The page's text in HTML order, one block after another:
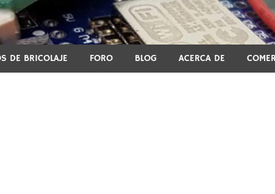
bricolaje, la impresión 3D, el hogar inteligente y muchos otros
DE BRICOLAJE FORO BLOG ACERCA DE